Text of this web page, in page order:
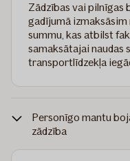
Zādzības vai pilnīgas
gadījumā izmaksāsim
summu, kas atbilst
samaksātajai naudas
transportlīdzekļa
Personīgo mantu
zādzība